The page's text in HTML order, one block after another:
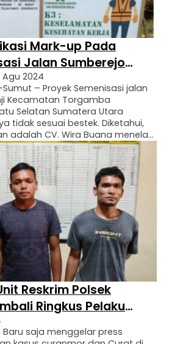
Mark-up Pada
Jalan Sumberejo
Agu 2024
– Proyek Semenisasi jalan
Kecamatan Torgamba
Selatan Sumatera Utara
tidak sesuai bestek. Diketahui,
adalah CV. Wira Buana menelan
lebih melalui Anggaran Alokasi
2024. Komisi Pencari
Indonesia (KPFI-RI) Sumatera
angkat …
Reskrim Polsek
Ringkus Pelaku
Motor Dan Dua
Baru saja menggelar press